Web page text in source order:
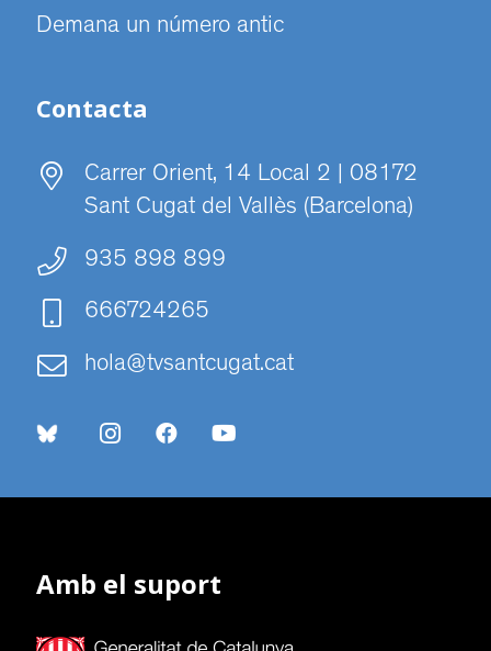
Demana un número antic
Contacta
Carrer Orient, 14 Local 2 | 08172
Sant Cugat del Vallès (Barcelona)
935 898 899
666724265
hola@tvsantcugat.cat
Amb el suport